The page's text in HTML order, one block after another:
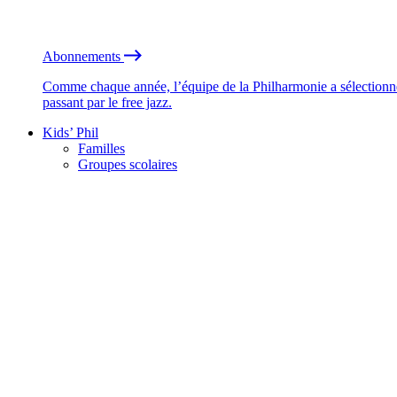
Abonnements
Comme chaque année, l’équipe de la Philharmonie a
passant par le free jazz.
Kids’ Phil
Familles
Groupes scolaires